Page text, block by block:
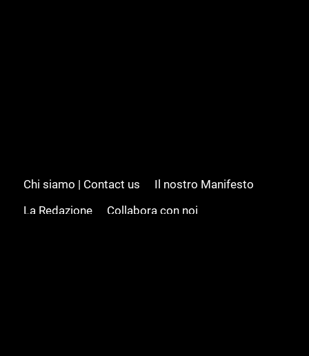
Chi siamo | Contact us
Il nostro Manifesto
La Redazione
Collabora con noi